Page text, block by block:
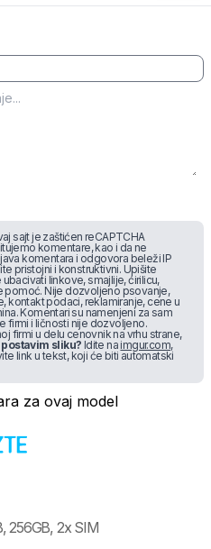
sajt je zaštićen reCAPTCHA
komentare, kao i da ne
komentara i odgovora beleži IP
pristojni i konstruktivni. Upišite
linkove, smajlije, ćirilicu,
pomoć. Nije dozvoljeno psovanje,
kontakt podaci, reklamiranje, cene u
Komentari su namenjeni za sam
firmi i ličnosti nije dozvoljeno.
firmi u delu cenovnik na vrhu strane,
sliku? Idite na imgur.com,
link u tekst, koji će biti automatski
za ovaj model
256GB, 2x SIM